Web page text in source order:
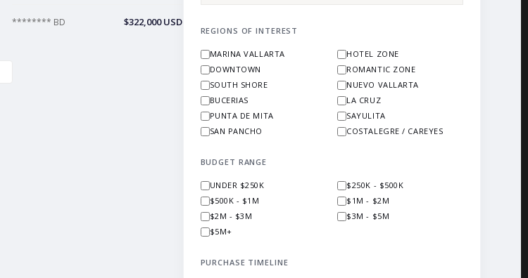
******** BD $322,000 USD
REGIONS OF INTEREST
MARINA VALLARTA
HOTEL ZONE
DOWNTOWN
ROMANTIC ZONE
SOUTH SHORE
NUEVO VALLARTA
BUCERIAS
LA CRUZ
PUNTA DE MITA
SAYULITA
SAN PANCHO
COSTALEGRE / CAREYES
BUDGET RANGE
UNDER $250K
$250K - $500K
$500K - $1M
$1M - $2M
$2M - $3M
$3M - $5M
$5M+
PURCHASE TIMELINE